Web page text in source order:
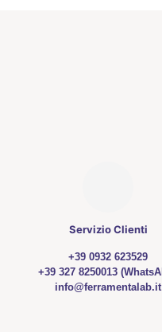
Servizio Clienti
+39 0932 623529
+39 327 8250013
info@ferramentalab.it